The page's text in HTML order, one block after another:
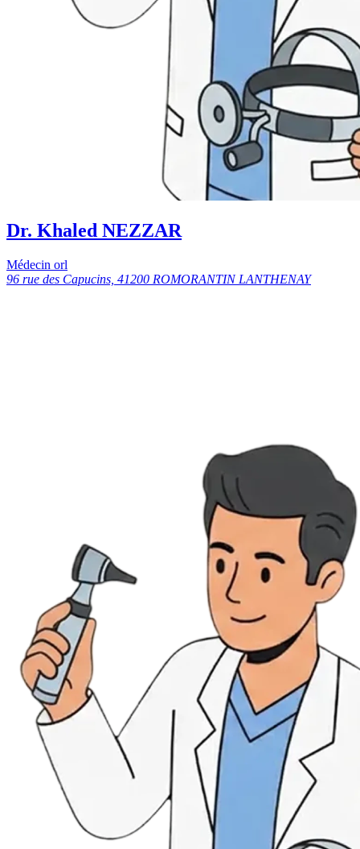
Dr. Khaled NEZZAR
Médecin orl
96 rue des Capucins, 41200 ROMORANTIN LANTHENAY